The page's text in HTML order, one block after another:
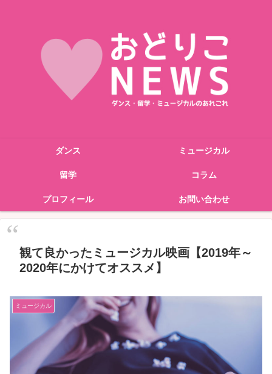
ダンス ミュージカル
留学 コラム
プロフィール お問い合わせ
観て良かったミュージカル映画【2019年～
2020年にかけてオススメ】
ミュージカル